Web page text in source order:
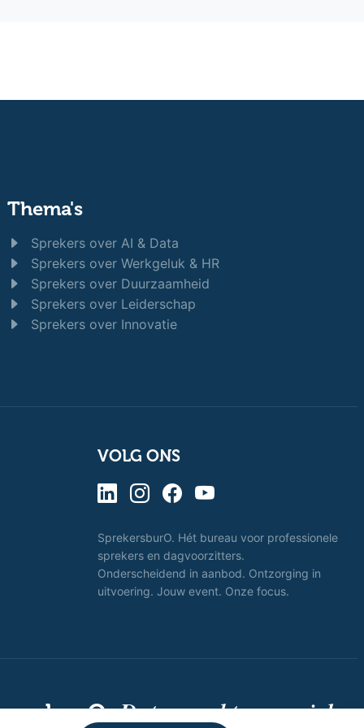
Thema's
Sprekers over AI & Data
Sprekers over Werkgeluk & HR
Sprekers over Duurzaamheid
Sprekers over Leiderschap
Sprekers over Innovatie
VOLG ONS
SprekersburO. Hét bureau voor professionele
sprekers en dagvoorzitters.
Onderscheidend in aanbod. Ontzorging in
uitvoering. Jouw event. Onze focus.
Dat spreekt voor zich.